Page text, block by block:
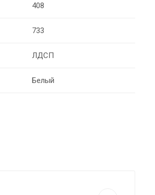
408
733
ЛДСП
Белый